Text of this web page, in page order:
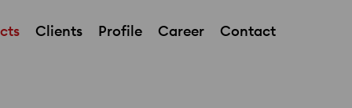
Clients Profile Career Contact
Expo 2020 Metro Station